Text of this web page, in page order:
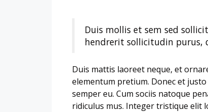
Duis mollis et sem sed
hendrerit sollicitudin purus,
Duis mattis laoreet neque, et
elementum pretium. Donec et
semper eu. Cum sociis natoque
ridiculus mus. Integer tristique elit